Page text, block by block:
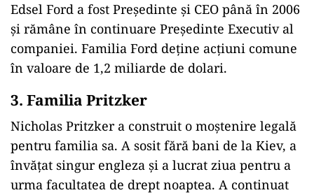
Edsel Ford a fost Președinte și CEO până în 2006
și rămâne în continuare Președinte Executiv al
companiei. Familia Ford deține acțiuni comune
în valoare de 1,2 miliarde de dolari.
3. Familia Pritzker
Nicholas Pritzker a construit o moștenire legală
pentru familia sa. A sosit fără bani de la Kiev, a
învățat singur engleza și a lucrat ziua pentru a
urma facultatea de drept noaptea. A continuat